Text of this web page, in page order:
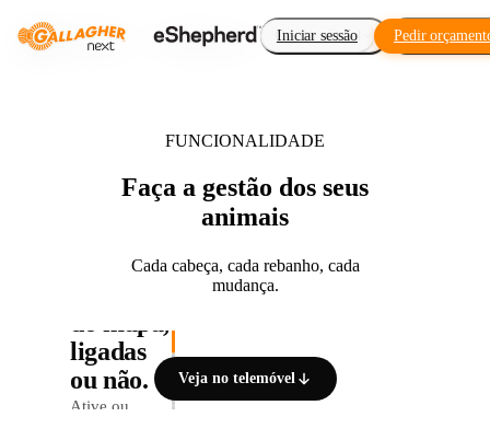
Cerca virtual
Iniciar sessão Pedir
FUNCIONALIDADE
Faça a gestão dos seus
animais
Cada cabeça, cada rebanho, cada
mudança.
ligadas
ou não.
Ative ou
Veja no telemóvel